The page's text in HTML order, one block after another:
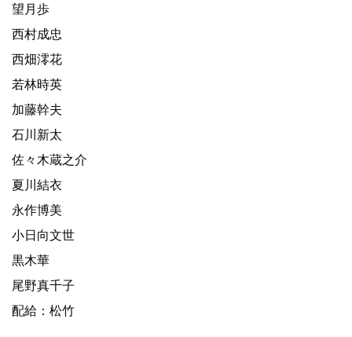
望月歩
西村成忠
西畑澪花
若林時英
加藤幹夫
石川新太
佐々木蔵之介
夏川結衣
永作博美
小日向文世
黒木華
尾野真千子
配給：松竹